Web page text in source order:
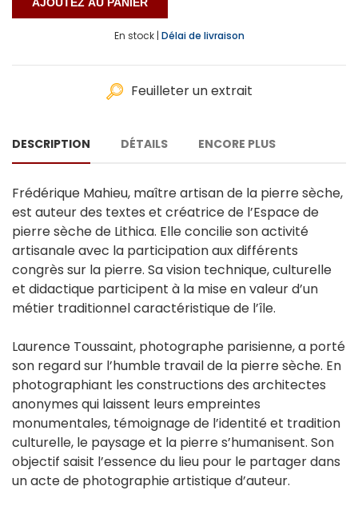
En stock | Délai de livraison
Feuilleter un extrait
DESCRIPTION DÉTAILS ENCORE PLUS
Frédérique Mahieu, maître artisan de la pierre sèche,
est auteur des textes et créatrice de l’Espace de
pierre sèche de Lithica. Elle concilie son activité
artisanale avec la participation aux différents
congrès sur la pierre. Sa vision technique, culturelle
et didactique participent à la mise en valeur d’un
métier traditionnel caractéristique de l’île.
Laurence Toussaint, photographe parisienne, a porté
son regard sur l’humble travail de la pierre sèche. En
photographiant les constructions des architectes
anonymes qui laissent leurs empreintes
monumentales, témoignage de l’identité et tradition
culturelle, le paysage et la pierre s’humanisent. Son
objectif saisit l’essence du lieu pour le partager dans
un acte de photographie artistique d’auteur.